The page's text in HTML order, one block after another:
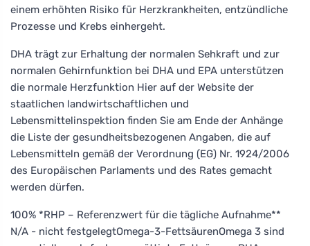
einem erhöhten Risiko für Herzkrankheiten, entzündliche
Prozesse und Krebs einhergeht.
DHA trägt zur Erhaltung der normalen Sehkraft und zur
normalen Gehirnfunktion bei DHA und EPA unterstützen
die normale Herzfunktion Hier auf der Website der
staatlichen landwirtschaftlichen und
Lebensmittelinspektion finden Sie am Ende der Anhänge
die Liste der gesundheitsbezogenen Angaben, die auf
Lebensmitteln gemäß der Verordnung (EG) Nr. 1924/2006
des Europäischen Parlaments und des Rates gemacht
werden dürfen.
100% *RHP – Referenzwert für die tägliche Aufnahme**
N/A - nicht festgelegtOmega-3-FettsäurenOmega 3 sind